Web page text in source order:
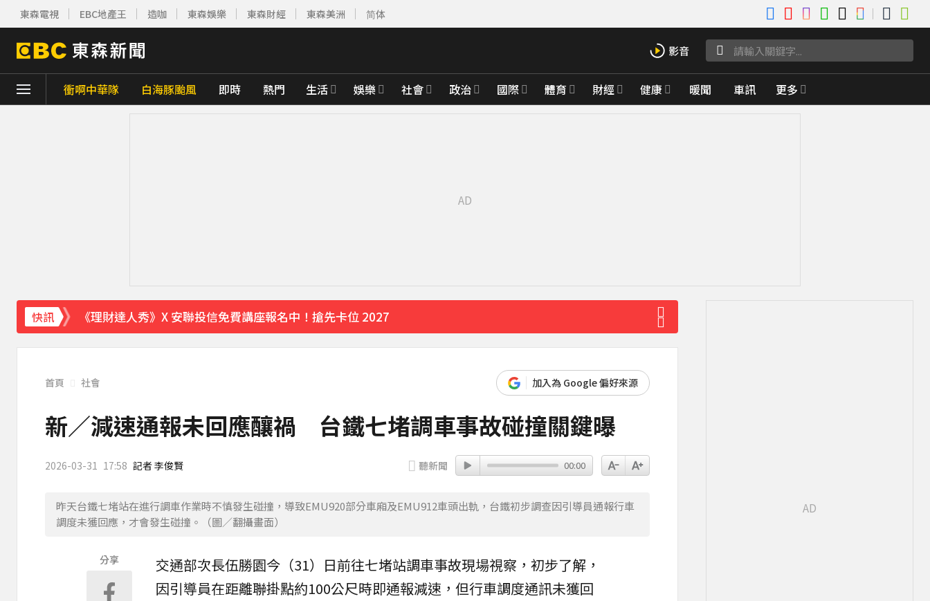
東森電視 EBC地產王 造咖 東森娛樂 東森財經 東森美洲 简体
衝啊中華隊 白海豚颱風 即時 熱門 生活 娛樂 社會 政治 國際 體育 財經 健康 暖聞 車訊 更多
快訊
《理財達人秀》X 安聯投信免費講座報名中！搶先卡位 2027
首頁 社會 加入為 Google 偏好來源
新／減速通報未回應釀禍 台鐵七堵調車事故碰撞關鍵曝
2026-03-31 17:58 記者 李俊賢 聽新聞 00:00
昨天台鐵七堵站在進行調車作業時不慎發生碰撞，導致EMU920部分車廂及EMU912車頭出軌，台鐵初步調查因引導員通報行車
調度未獲回應，才會發生碰撞。（圖／翻攝畫面）
分享
交通部次長伍勝園今（31）日前往七堵站調車事故現場視察，初步了解，
因引導員在距離聯掛點約100公尺時即通報減速，但行車調度通訊未獲回